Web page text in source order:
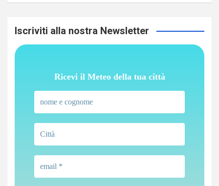
Iscriviti alla nostra Newsletter
Ricevi il Meteo della tua città